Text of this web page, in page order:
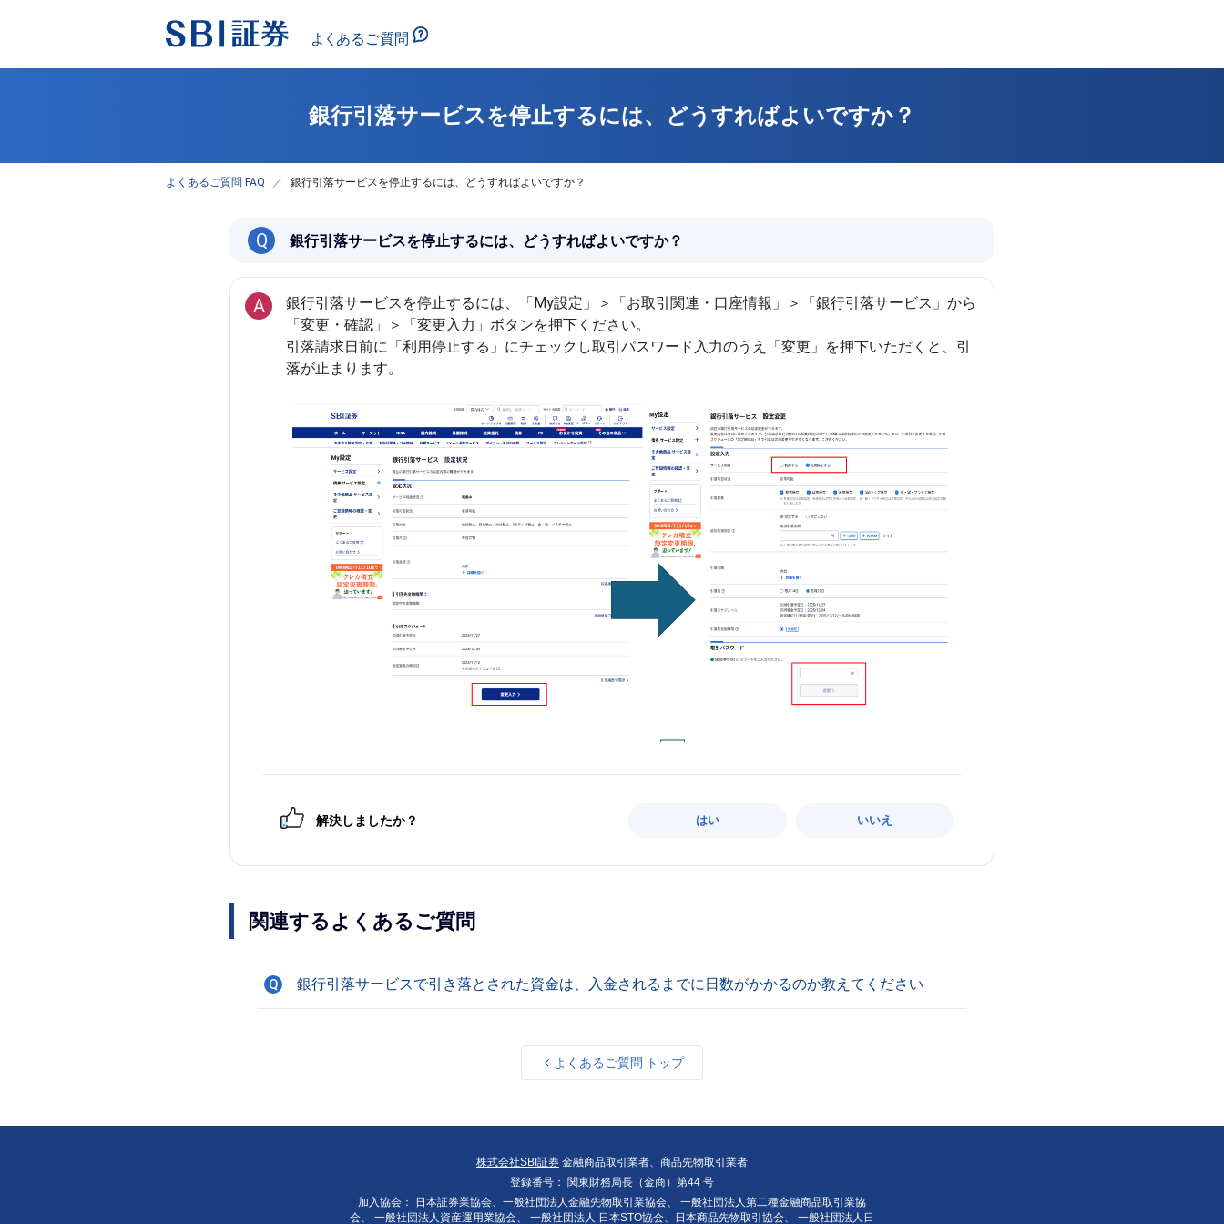
銀行引落サービスを停止するには、どうすればよいですか？
よくあるご質問 FAQ 銀行引落サービスを停止するには、どうすればよいですか？
Q 銀行引落サービスを停止するには、どうすればよいですか？
A
銀行引落サービスを停止するには、「My設定」＞「お取引関連・口座情報」＞「銀行引落サービス」から
「変更・確認」＞「変更入力」ボタンを押下ください。
引落請求日前に「利用停止する」にチェックし取引パスワード入力のうえ「変更」を押下いただくと、引
落が止まります。
解決しましたか？ はい いいえ
関連するよくあるご質問
Q 銀行引落サービスで引き落とされた資金は、入金されるまでに日数がかかるのか教えてください
よくあるご質問 トップ
株式会社SBI証券 金融商品取引業者、商品先物取引業者
登録番号：
関東財務局長（金商）第44 号
加入協会：
日本証券業協会、一般社団法人金融先物取引業協会、
一般社団法人第二種金融商品取引業協
会、
一般社団法人資産運用業協会、 一般社団法人 日本STO協会、日本商品先物取引協会、 一般社団法人日